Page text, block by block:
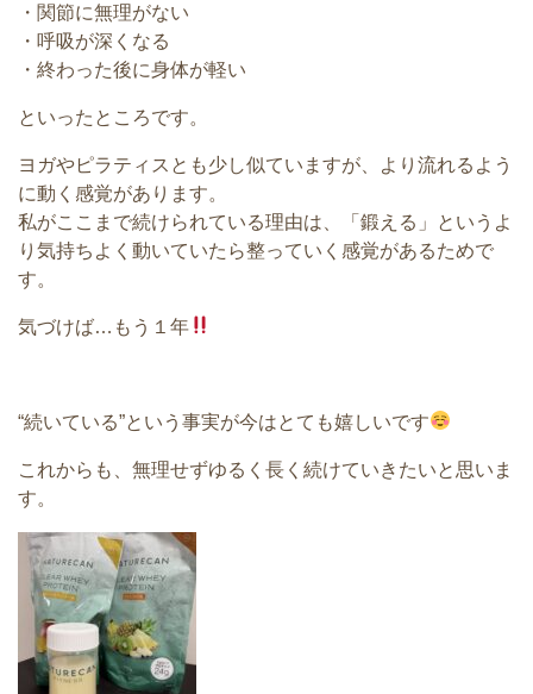
・関節に無理がない
・呼吸が深くなる
・終わった後に身体が軽い
といったところです。
ヨガやピラティスとも少し似ていますが、より流れるよう
に動く感覚があります。
私がここまで続けられている理由は、「鍛える」というよ
り気持ちよく動いていたら整っていく感覚があるためで
す。
気づけば…もう１年
“続いている”という事実が今はとても嬉しいです
これからも、無理せずゆるく長く続けていきたいと思いま
す。